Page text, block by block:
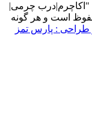
چرمی|
و هر گونه
: پارس تمز